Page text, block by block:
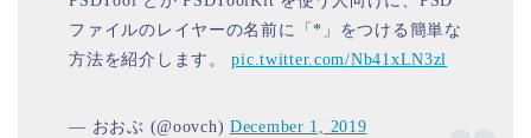
ファイルのレイヤーの名前に「*」をつける簡単な
方法を紹介します。pic.twitter.com/Nb41xLN3zl
— おおぶ (@oovch) December 1, 2019